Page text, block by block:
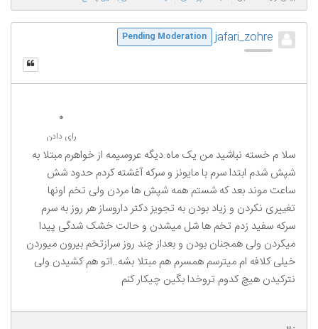
jafari_zohre
Pending Moderation
0
رای دادن
سلا م خسته نباشید من یک ماه دیگه عروسیمه از خواهرم مبتلا به
شپش شدم ابتدا سرم با مایونز و سرکه آغشته کردم حدود شش
ساعت موند بعد که شستم همه شپش ها مردن ولی تخم اونها
تغییری نکردن و زیاد بودن به تجویز دکتر داروساز هر روز به سرم
سرکه سفید زدم تخم ها شل میشدن و حالت خشک شدگی پیدا
میکردن ولی همجنان بودن و بعداز چند روز سرازتخم بیرون میوردن
خیلی کلافه ام میترسم همسرم هم مبتلا بشه..اتو هم کشیدن ولی
نترکیدن هیچ کدوم تروخدا بگین چیکار کنم